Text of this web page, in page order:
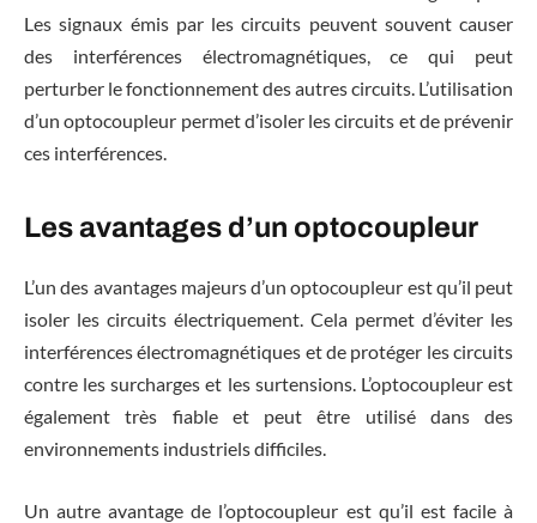
Les signaux émis par les circuits peuvent souvent causer
des interférences électromagnétiques, ce qui peut
perturber le fonctionnement des autres circuits. L’utilisation
d’un optocoupleur permet d’isoler les circuits et de prévenir
ces interférences.
Les avantages d’un optocoupleur
L’un des avantages majeurs d’un optocoupleur est qu’il peut
isoler les circuits électriquement. Cela permet d’éviter les
interférences électromagnétiques et de protéger les circuits
contre les surcharges et les surtensions. L’optocoupleur est
également très fiable et peut être utilisé dans des
environnements industriels difficiles.
Un autre avantage de l’optocoupleur est qu’il est facile à